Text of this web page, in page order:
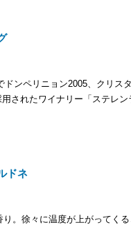
ドンペリニョン2005、クリス
されたワイナリー「ステレン
ドネ
。徐々に温度が上がってくる